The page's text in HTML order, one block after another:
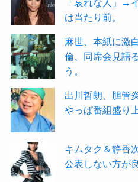
「哀れな人」→
は当たり前。
麻世、本紙に激
倫、同席会見語
う。
出川哲朗、胆管
やっぱ番組盛り
キムタク＆静香
公表しない方が